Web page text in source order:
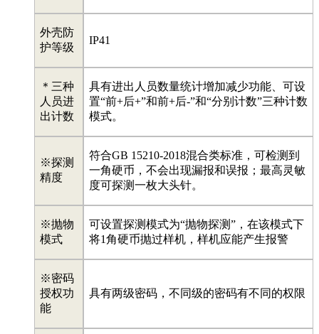
外壳防
护等级
IP41
＊三种
人员进
出计数
具有进出人员数量统计增加减少功能、可设
置“前+后+”和前+后-”和“分别计数”三种计数
模式。
※探测
精度
符合GB 15210-2018混合类标准，可检测到
一角硬币，不会出现漏报和误报；最高灵敏
度可探测一枚大头针。
※抛物
模式
可设置探测模式为“抛物探测”，在该模式下
将1角硬币抛过样机，样机应能产生报警
※密码
授权功
能
具有两级密码，不同级的密码有不同的权限